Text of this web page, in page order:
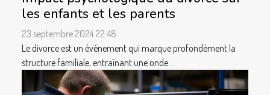
les enfants et les parents
23 septembre 2024 22:48
Le divorce est un événement qui marque profondément la
structure familiale, entraînant une onde...